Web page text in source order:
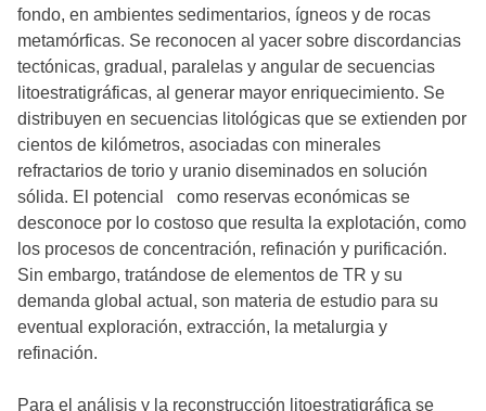
fondo, en ambientes sedimentarios, ígneos y de rocas
metamórficas. Se reconocen al yacer sobre discordancias
tectónicas, gradual, paralelas y angular de secuencias
litoestratigráficas, al generar mayor enriquecimiento. Se
distribuyen en secuencias litológicas que se extienden por
cientos de kilómetros, asociadas con minerales
refractarios de torio y uranio diseminados en solución
sólida. El potencial como reservas económicas se
desconoce por lo costoso que resulta la explotación, como
los procesos de concentración, refinación y purificación.
Sin embargo, tratándose de elementos de TR y su
demanda global actual, son materia de estudio para su
eventual exploración, extracción, la metalurgia y
refinación.
Para el análisis y la reconstrucción litoestratigráfica se